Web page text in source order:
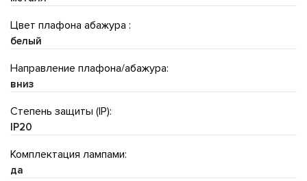
Цвет плафона абажура :
белый
Направление плафона/абажура:
вниз
Степень защиты (IP):
IP20
Комплектация лампами:
да